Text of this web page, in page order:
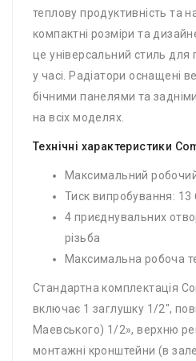
теплову продуктивність та
компактні розміри та
це універсальний стиль для
у часі. Радіатори оснащені
бічними панелями та
на всіх моделях.
Технічні характеристики
Максимальний
Тиск випробування: 13
4 приєднувальних
різьба
Максимальна робоча
Стандартна комплектація
включає 1 заглушку 1/2″,
Маевського) 1/2», верхню
монтажні кронштейни (в